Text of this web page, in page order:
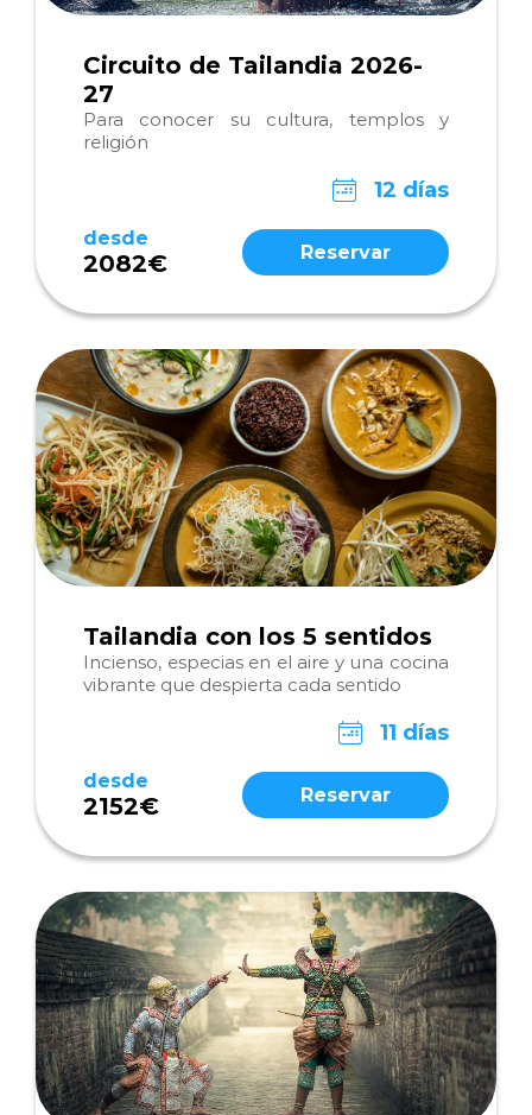
Circuito de Tailandia 2026-
27
Para conocer su cultura, templos y
religión
12 días
desde
2082€ Reservar
Tailandia con los 5 sentidos
Incienso, especias en el aire y una cocina
vibrante que despierta cada sentido
11 días
desde
2152€ Reservar